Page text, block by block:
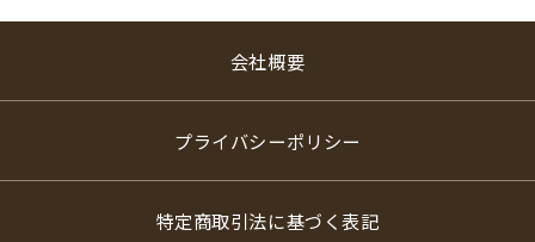
会社概要
プライバシーポリシー
特定商取引法に基づく表記